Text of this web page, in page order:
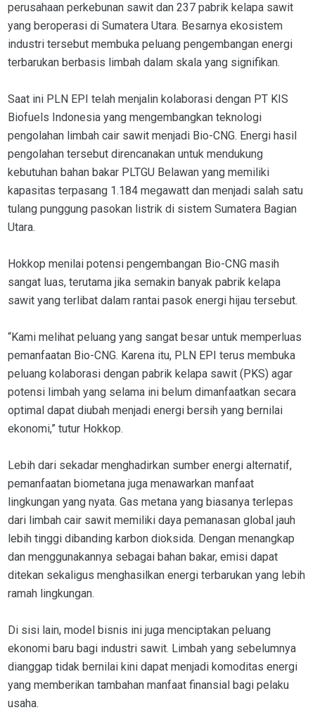
perusahaan perkebunan sawit dan 237 pabrik kelapa sawit
yang beroperasi di Sumatera Utara. Besarnya ekosistem
industri tersebut membuka peluang pengembangan energi
terbarukan berbasis limbah dalam skala yang signifikan.
Saat ini PLN EPI telah menjalin kolaborasi dengan PT KIS
Biofuels Indonesia yang mengembangkan teknologi
pengolahan limbah cair sawit menjadi Bio-CNG. Energi hasil
pengolahan tersebut direncanakan untuk mendukung
kebutuhan bahan bakar PLTGU Belawan yang memiliki
kapasitas terpasang 1.184 megawatt dan menjadi salah satu
tulang punggung pasokan listrik di sistem Sumatera Bagian
Utara.
Hokkop menilai potensi pengembangan Bio-CNG masih
sangat luas, terutama jika semakin banyak pabrik kelapa
sawit yang terlibat dalam rantai pasok energi hijau tersebut.
“Kami melihat peluang yang sangat besar untuk memperluas
pemanfaatan Bio-CNG. Karena itu, PLN EPI terus membuka
peluang kolaborasi dengan pabrik kelapa sawit (PKS) agar
potensi limbah yang selama ini belum dimanfaatkan secara
optimal dapat diubah menjadi energi bersih yang bernilai
ekonomi,” tutur Hokkop.
Lebih dari sekadar menghadirkan sumber energi alternatif,
pemanfaatan biometana juga menawarkan manfaat
lingkungan yang nyata. Gas metana yang biasanya terlepas
dari limbah cair sawit memiliki daya pemanasan global jauh
lebih tinggi dibanding karbon dioksida. Dengan menangkap
dan menggunakannya sebagai bahan bakar, emisi dapat
ditekan sekaligus menghasilkan energi terbarukan yang lebih
ramah lingkungan.
Di sisi lain, model bisnis ini juga menciptakan peluang
ekonomi baru bagi industri sawit. Limbah yang sebelumnya
dianggap tidak bernilai kini dapat menjadi komoditas energi
yang memberikan tambahan manfaat finansial bagi pelaku
usaha.